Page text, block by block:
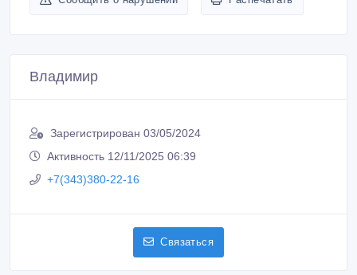
Владимир
Зарегистрирован 03/05/2024
Активность 12/11/2025 06:39
+7(343)380-22-16
Связаться